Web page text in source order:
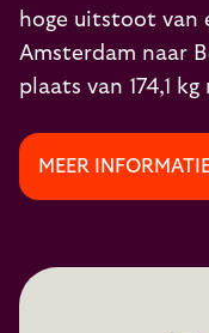
hoge uitstoot van
Amsterdam naar
plaats van 174,1
MEER